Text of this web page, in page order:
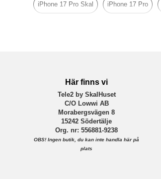
iPhone 17 Pro Skal iPhone 17 Pro
Här finns vi
Tele2 by SkalHuset
C/O Lowwi AB
Morabergsvägen 8
15242 Södertälje
Org. nr: 556881-9238
OBS! Ingen butik, du kan inte handla här på
plats